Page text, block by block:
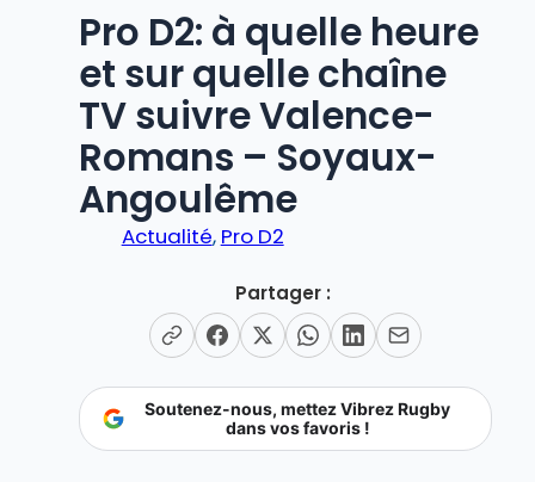
Pro D2: à quelle heure
et sur quelle chaîne
TV suivre Valence-
Romans – Soyaux-
Angoulême
Actualité, Pro D2
Partager :
Soutenez-nous, mettez Vibrez Rugby
dans vos favoris !